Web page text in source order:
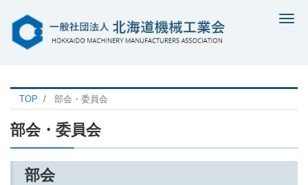
TOP 部会・委員会
部会・委員会
部会